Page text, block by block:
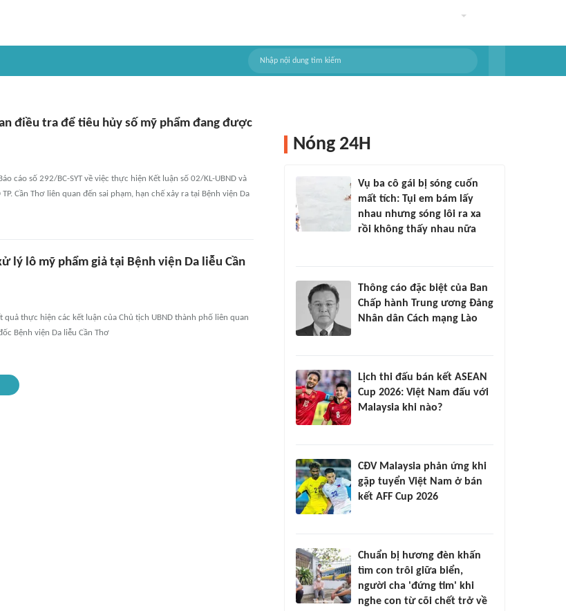
điều tra để tiêu hủy số mỹ phẩm đang được
cáo số 292/BC-SYT về việc thực hiện Kết luận số 02/KL-UBND và
Cần Thơ liên quan đến sai phạm, hạn chế xảy ra tại Bệnh viện Da
lý lô mỹ phẩm giả tại Bệnh viện Da liễu Cần
quả thực hiện các kết luận của Chủ tịch UBND thành phố liên quan
Bệnh viện Da liễu Cần Thơ
Nóng 24H
Vụ ba cô gái bị sóng cuốn
mất tích: Tụi em bám lấy
nhau nhưng sóng lôi ra xa
rồi không thấy nhau nữa
Thông cáo đặc biệt của Ban
Chấp hành Trung ương Đảng
Nhân dân Cách mạng Lào
Lịch thi đấu bán kết ASEAN
Cup 2026: Việt Nam đấu với
Malaysia khi nào?
CĐV Malaysia phản ứng khi
gặp tuyển Việt Nam ở bán
kết AFF Cup 2026
Chuẩn bị hương đèn khấn
tìm con trôi giữa biển,
người cha 'đứng tim' khi
nghe con từ cõi chết trở về